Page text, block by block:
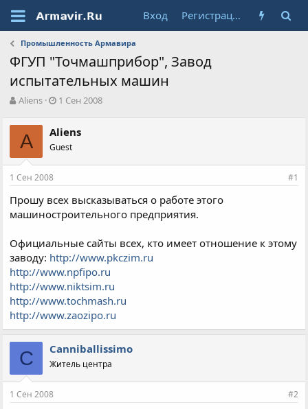
Вход Регистрация
Промышленность Армавира
ФГУП "Точмашприбор", Завод
испытательных машин
А
т
р
т
е
ы
Aliens
Д
а
н
л
а
1 Сен 2008
A Aliens
Guest
1 Сен 2008 #1
Прошу всех высказываться о работе этого
машиностроительного предприятия.
Официальные сайты всех, кто имеет отношение к этому
заводу: http://www.pkczim.ru
http://www.npfipo.ru
http://www.niktsim.ru
http://www.tochmash.ru
http://www.zaozipo.ru
C Canniballissimo
Житель центра
1 Сен 2008 #2